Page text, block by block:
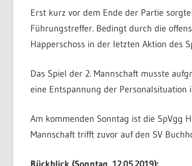
Erst kurz vor dem Ende der Partie
Führungstreffer. Bedingt durch die
Happerschoss in der letzten Aktion des
Das Spiel der 2. Mannschaft musste
eine Entspannung der Personalsituation
Am kommenden Sonntag ist die SpVgg
Mannschaft trifft zuvor auf den SV
Rückblick (Sonntag, 12.05.2019):